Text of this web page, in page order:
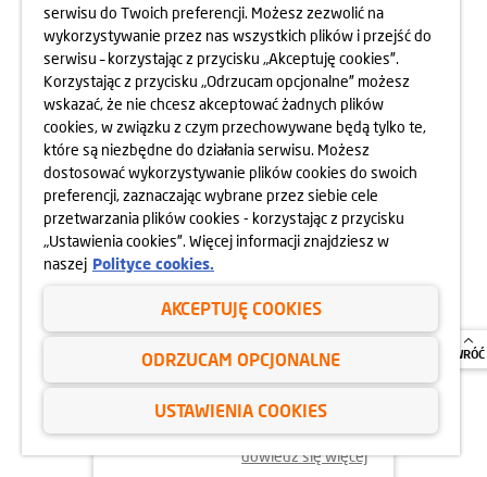
dowiedz się więcej
24.04.2025
800 MIESZKAŃ BEZ WKŁADU
WŁASNEGO
dowiedz się więcej
serwisu do Twoich preferencji. Możesz zezwolić na
wykorzystywanie przez nas wszystkich plików i przejść do
serwisu – korzystając z przycisku „Akceptuję cookies”.
Korzystając z przycisku „Odrzucam opcjonalne” możesz
wskazać, że nie chcesz akceptować żadnych plików
cookies, w związku z czym przechowywane będą tylko te,
które są niezbędne do działania serwisu. Możesz
dostosować wykorzystywanie plików cookies do swoich
preferencji, zaznaczając wybrane przez siebie cele
przetwarzania plików cookies - korzystając z przycisku
„Ustawienia cookies”. Więcej informacji znajdziesz w
naszej Polityce cookies.
AKCEPTUJĘ COOKIES
ODRZUCAM OPCJONALNE
USTAWIENIA COOKIES